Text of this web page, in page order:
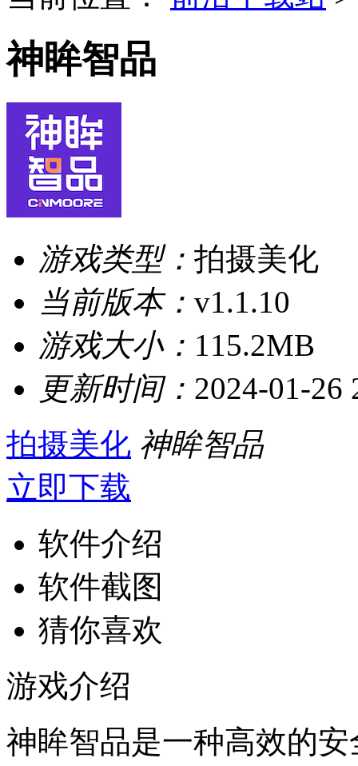
神眸智品
游戏类型： 拍摄美化
当前版本： v1.1.10
游戏大小： 115.2MB
更新时间： 2024-01-26
拍摄美化 神眸智品
立即下载
软件介绍
软件截图
猜你喜欢
游戏介绍
神眸智品是一种高效的